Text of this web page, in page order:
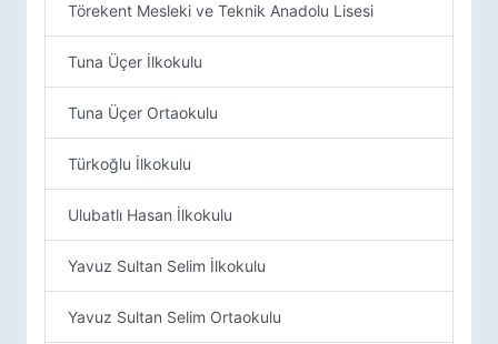
Törekent Mesleki ve Teknik Anadolu Lisesi
Tuna Üçer İlkokulu
Tuna Üçer Ortaokulu
Türkoğlu İlkokulu
Ulubatlı Hasan İlkokulu
Yavuz Sultan Selim İlkokulu
Yavuz Sultan Selim Ortaokulu